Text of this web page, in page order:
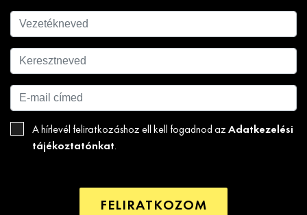
A hírlevél feliratkozáshoz ell kell fogadnod az Adatkezelési
tájékoztatónkat.
FELIRATKOZOM